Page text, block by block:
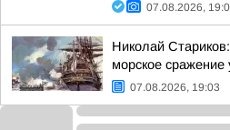
07.08.2026,
Николай
морское сражение
07.08.2026, 19:03